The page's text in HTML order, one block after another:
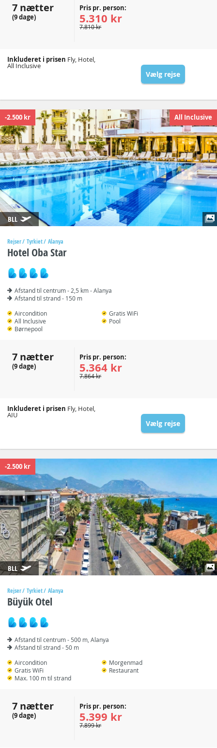
7 nætter
(9 dage)
Pris pr. person:
5.310 kr
7.810 kr
Inkluderet i prisen Fly, Hotel,
All Inclusive
Vælg rejse
-2.500 kr All Inclusive
BLL
Rejser Tyrkiet Alanya
Hotel Oba Star
Afstand til centrum - 2,5 km - Alanya
Afstand til strand - 150 m
Aircondition
All Inclusive
Børnepool
Gratis WiFi
Pool
7 nætter
(9 dage)
Pris pr. person:
5.364 kr
7.864 kr
Inkluderet i prisen Fly, Hotel,
AIU
Vælg rejse
-2.500 kr
BLL
Rejser Tyrkiet Alanya
Büyük Otel
Afstand til centrum - 500 m, Alanya
Afstand til strand - 50 m
Aircondition
Gratis WiFi
Max. 100 m til strand
Morgenmad
Restaurant
7 nætter
(9 dage)
Pris pr. person:
5.399 kr
7.899 kr